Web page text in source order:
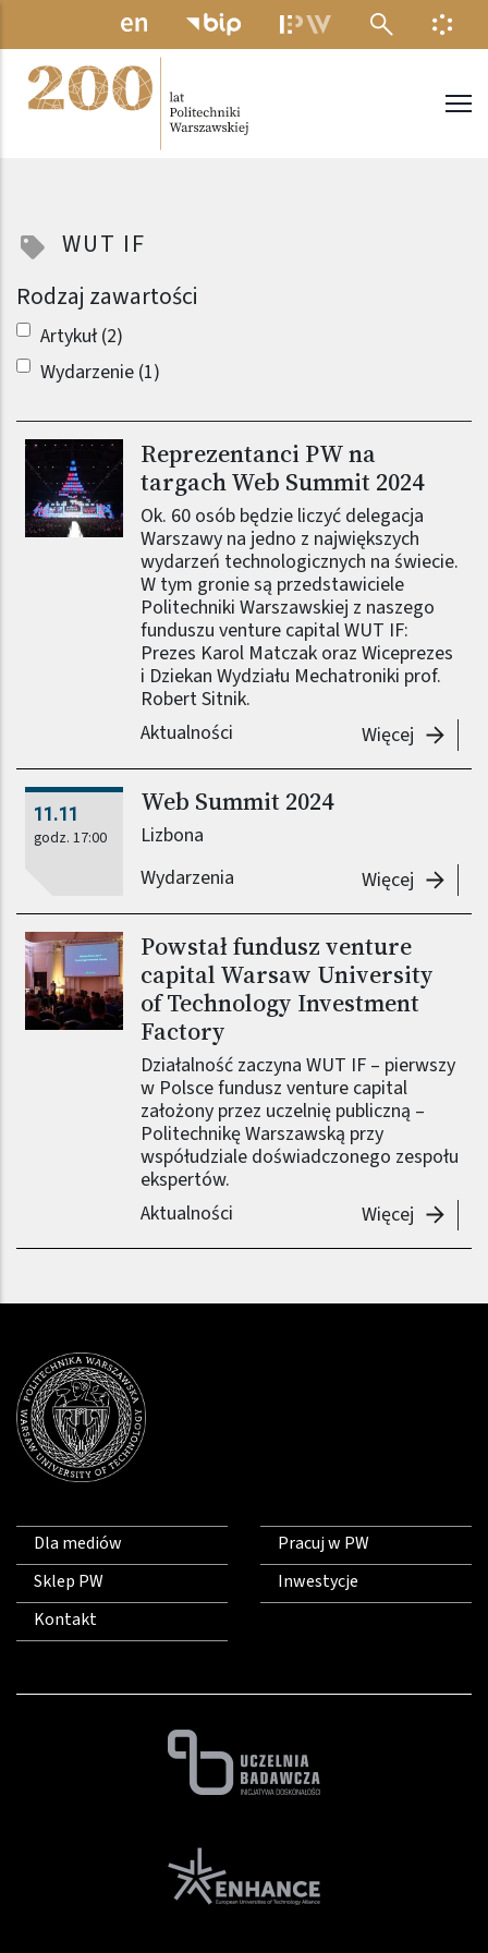
Przejdź do treści
MENU
WUT IF
Rodzaj zawartości
Artykuł (2)
Wydarzenie (1)
Reprezentanci PW na
targach Web Summit 2024
Ok. 60 osób będzie liczyć delegacja
Warszawy na jedno z największych
wydarzeń technologicznych na świecie.
W tym gronie są przedstawiciele
Politechniki Warszawskiej z naszego
funduszu venture capital WUT IF:
Prezes Karol Matczak oraz Wiceprezes
i Dziekan Wydziału Mechatroniki prof.
Robert Sitnik.
Aktualności
Więcej
11.11
godz. 17:00
Web Summit 2024
Lizbona
Wydarzenia
Więcej Web
Powstał fundusz venture
capital Warsaw University
of Technology Investment
Factory
Działalność zaczyna WUT IF – pierwszy
w Polsce fundusz venture capital
założony przez uczelnię publiczną –
Politechnikę Warszawską przy
współudziale doświadczonego zespołu
ekspertów.
Aktualności
Więcej
Dla mediów
Sklep PW
Kontakt
Pracuj w PW
Inwestycje